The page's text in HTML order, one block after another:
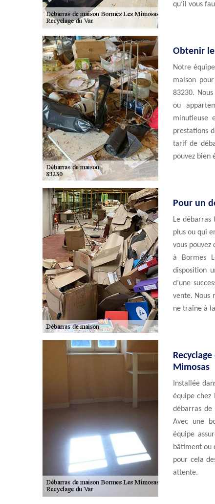
qu’il vous
Obtenir
Notre
maison
83230.
ou
minutieuse
prestations
tarif de
pouvez bien
Pour un
Le
plus ou qui
vous pouvez
à Bormes
disposition
d’une
vente. Nous
ne traîne à
Mimosas
Installée
équipe chez
débarras de
Avec une
équipe
bâtiment ou
pour cela
attente.